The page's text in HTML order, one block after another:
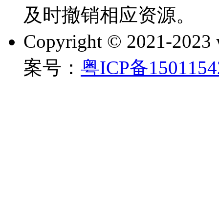
及时撤销相应资源。
Copyright © 2021-2023
案号： 粤ICP备